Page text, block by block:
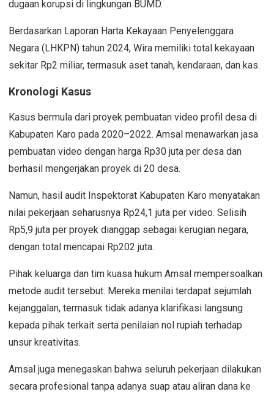
dugaan korupsi di lingkungan BUMD.
Berdasarkan Laporan Harta Kekayaan Penyelenggara
Negara (LHKPN) tahun 2024, Wira memiliki total kekayaan
sekitar Rp2 miliar, termasuk aset tanah, kendaraan, dan kas.
Kronologi Kasus
Kasus bermula dari proyek pembuatan video profil desa di
Kabupaten Karo pada 2020–2022. Amsal menawarkan jasa
pembuatan video dengan harga Rp30 juta per desa dan
berhasil mengerjakan proyek di 20 desa.
Namun, hasil audit Inspektorat Kabupaten Karo menyatakan
nilai pekerjaan seharusnya Rp24,1 juta per video. Selisih
Rp5,9 juta per proyek dianggap sebagai kerugian negara,
dengan total mencapai Rp202 juta.
Pihak keluarga dan tim kuasa hukum Amsal mempersoalkan
metode audit tersebut. Mereka menilai terdapat sejumlah
kejanggalan, termasuk tidak adanya klarifikasi langsung
kepada pihak terkait serta penilaian nol rupiah terhadap
unsur kreativitas.
Amsal juga menegaskan bahwa seluruh pekerjaan dilakukan
secara profesional tanpa adanya suap atau aliran dana ke